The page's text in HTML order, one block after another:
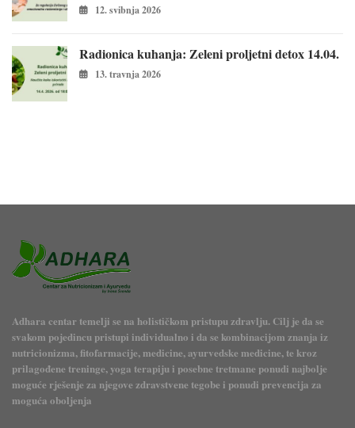
12. svibnja 2026
Radionica kuhanja: Zeleni proljetni detox 14.04.
13. travnja 2026
Adhara centar temelji se na holističkom pristupu zdravlju. Cilj je da se
svakom pojedincu pristupi individualno i da se kombinacijom znanja iz
nutricionizma, fitofarmacije, medicine, ayurvedske medicine, te kroz
prilagođene treninge, yoga terapiju i posebne tretmane ponudi najbolje
moguće rješenje za njegove zdravstvene tegobe i ponudi prevencija za
moguća oboljenja